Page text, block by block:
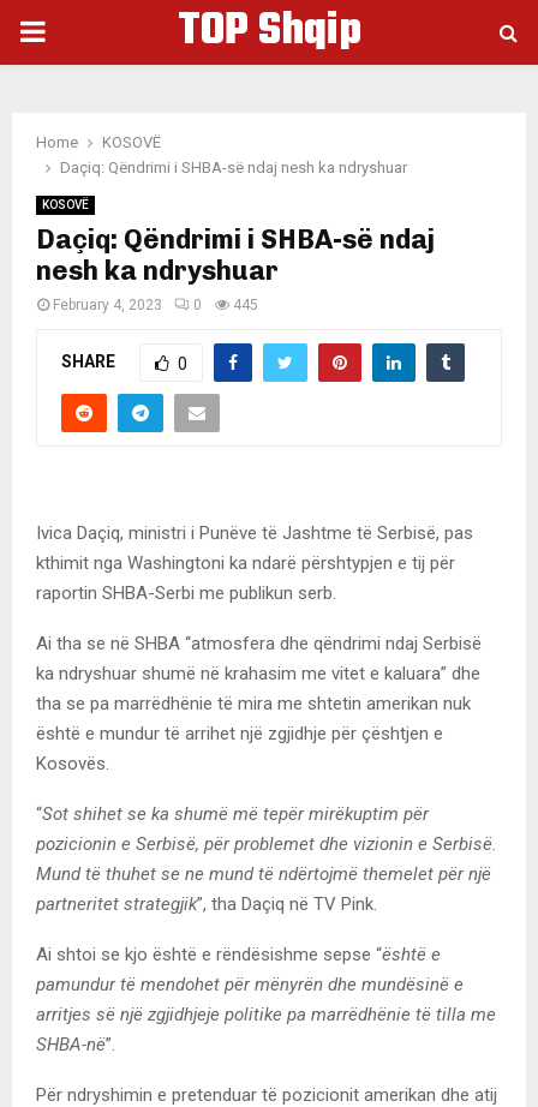
PRIMARY
TOP Shqip
Home
KOSOVË
Daçiq: Qëndrimi i SHBA-së ndaj nesh ka ndryshuar
KOSOVË
Daçiq: Qëndrimi i SHBA-së ndaj
nesh ka ndryshuar
February 4, 2023 0 445
SHARE 0
Ivica Daçiq, ministri i Punëve të Jashtme të Serbisë, pas
kthimit nga Washingtoni ka ndarë përshtypjen e tij për
raportin SHBA-Serbi me publikun serb.
Ai tha se në SHBA “atmosfera dhe qëndrimi ndaj Serbisë
ka ndryshuar shumë në krahasim me vitet e kaluara” dhe
tha se pa marrëdhënie të mira me shtetin amerikan nuk
është e mundur të arrihet një zgjidhje për çështjen e
Kosovës.
“Sot shihet se ka shumë më tepër mirëkuptim për
pozicionin e Serbisë, për problemet dhe vizionin e Serbisë.
Mund të thuhet se ne mund të ndërtojmë themelet për një
partneritet strategjik”, tha Daçiq në TV Pink.
Ai shtoi se kjo është e rëndësishme sepse “është e
pamundur të mendohet për mënyrën dhe mundësinë e
arritjes së një zgjidhjeje politike pa marrëdhënie të tilla me
SHBA-në”.
Për ndryshimin e pretenduar të pozicionit amerikan dhe atij